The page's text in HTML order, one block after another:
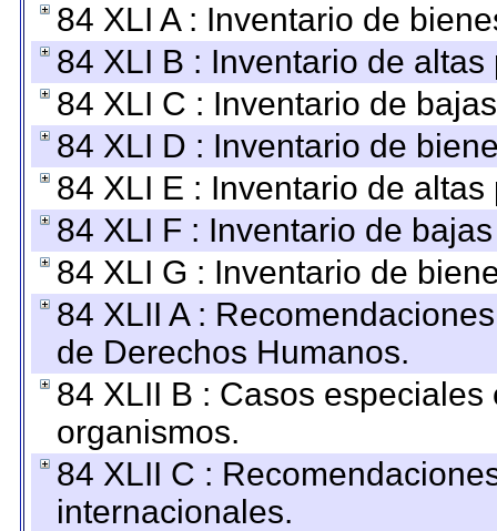
84 XLI A : Inventario de
84 XLI B : Inventario de
84 XLI C : Inventario de
84 XLI D : Inventario de
84 XLI E : Inventario de
84 XLI F : Inventario de
84 XLI G : Inventario de
84 XLII A :
de Derechos Humanos.
84 XLII B : Casos
organismos.
84 XLII C :
internacionales.